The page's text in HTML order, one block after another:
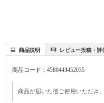
商品説明 レビュー投稿・評
商品コード：4589443452035
商品が届いた後ご使用いただき、